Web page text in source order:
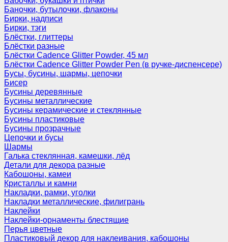
Баночки, бутылочки, флаконы
Бирки, надписи
Бирки, тэги
Блёстки, глиттеры
Блёстки разные
Блёстки Cadence Glitter Powder, 45 мл
Блёстки Cadence Glitter Powder Pen (в ручке-диспенсере)
Бусы, бусины, шармы, цепочки
Бисер
Бусины деревянные
Бусины металлические
Бусины керамические и стеклянные
Бусины пластиковые
Бусины прозрачные
Цепочки и бусы
Шармы
Галька стеклянная, камешки, лёд
Детали для декора разные
Кабошоны, камеи
Кристаллы и камни
Накладки, рамки, уголки
Накладки металлические, филигрань
Наклейки
Наклейки-орнаменты блестящие
Перья цветные
Пластиковый декор для наклеивания, кабошоны